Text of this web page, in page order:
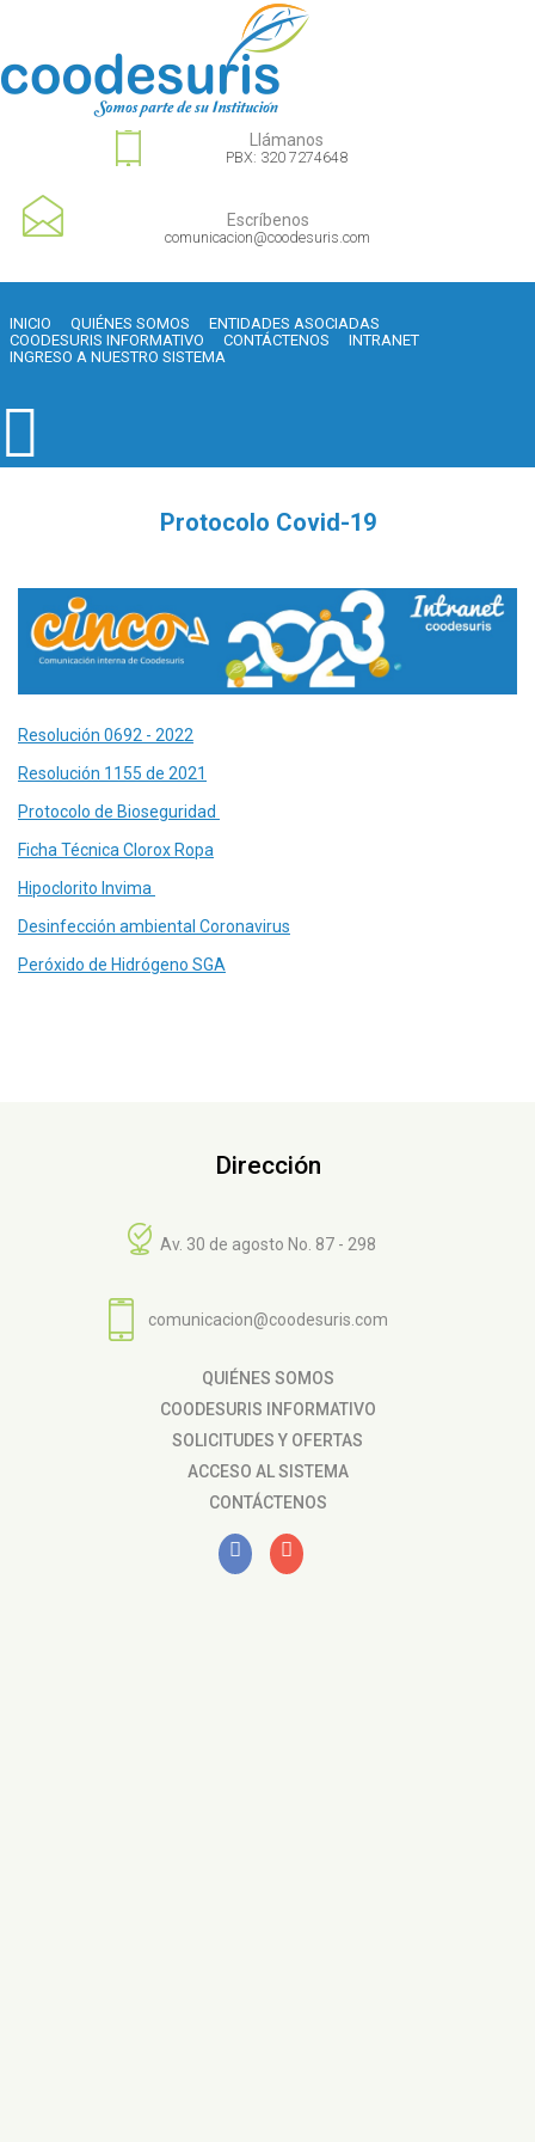
Llámanos
PBX: 320 7274648
Escríbenos
comunicacion@coodesuris.com
INICIO QUIÉNES SOMOS
ENTIDADES ASOCIADAS
COODESURIS INFORMATIVO
CONTÁCTENOS
INTRANET
INGRESO A NUESTRO SISTEMA
Protocolo Covid-19
Resolución 0692 - 2022
Resolución 1155 de 2021
Protocolo de Bioseguridad
Ficha Técnica Clorox Ropa
Hipoclorito Invima
Desinfección ambiental Coronavirus
Peróxido de Hidrógeno SGA
Dirección
Av. 30 de agosto No. 87 - 298
comunicacion@coodesuris.com
QUIÉNES SOMOS
COODESURIS INFORMATIVO
SOLICITUDES Y OFERTAS
ACCESO AL SISTEMA
CONTÁCTENOS